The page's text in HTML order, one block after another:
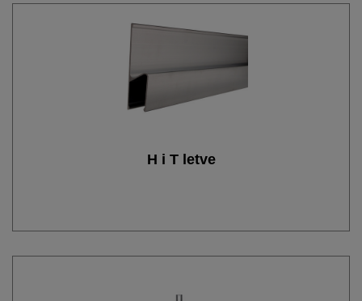
H i T letve